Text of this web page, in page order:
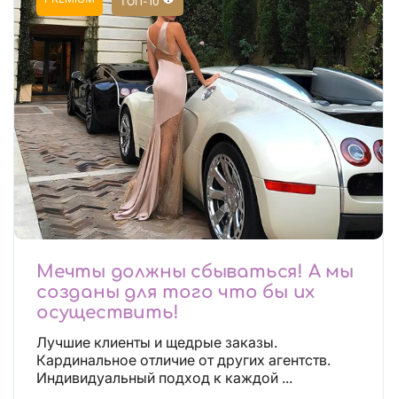
Мечты должны сбываться! А мы
созданы для того что бы их
осуществить!
Лучшие клиенты и щедрые заказы.
Кардинальное отличие от других агентств.
Индивидуальный подход к каждой ...